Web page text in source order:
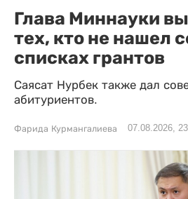
Глава Миннауки
тех, кто не нашел
списках грантов
Саясат Нурбек также дал
абитуриентов.
Фарида Курмангалиева 07.08.2026,